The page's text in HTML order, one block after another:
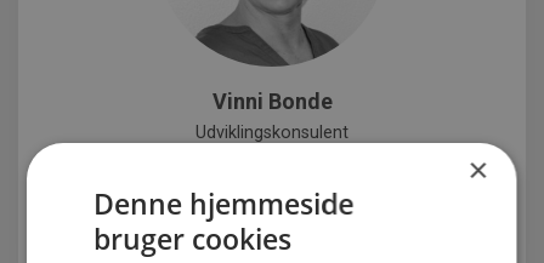
Vinni Bonde
Udviklingskonsulent
5150 5696
Vis e-mail
×
Denne hjemmeside
bruger cookies